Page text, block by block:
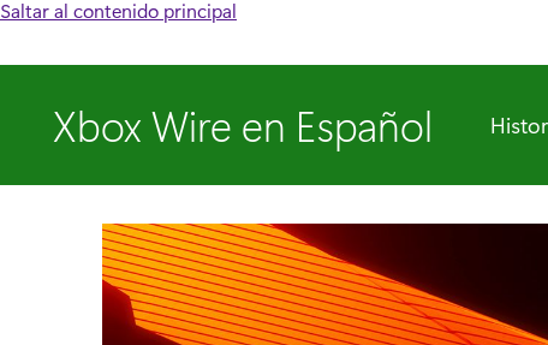
Saltar al contenido principal
Xbox Wire en Español